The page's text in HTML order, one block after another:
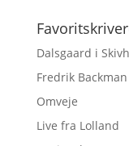
Dalsgaard i
Fredrik Backman
Omveje
Live fra Lolland